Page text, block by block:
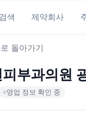
색 제약회사
돌아가기
부과의원
영업 정보 확인 중